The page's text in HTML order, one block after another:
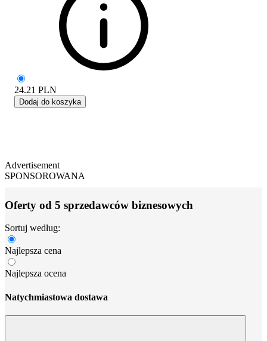
24.21 PLN
Dodaj do koszyka
Advertisement
SPONSOROWANA
Oferty od 5 sprzedawców biznesowych
Sortuj według:
Najlepsza cena
Najlepsza ocena
Natychmiastowa dostawa